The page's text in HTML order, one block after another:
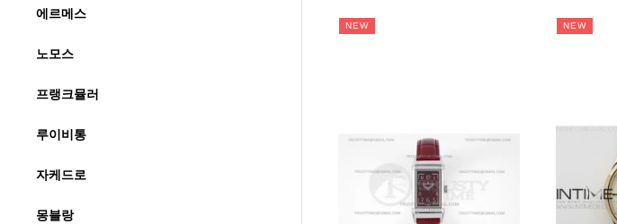
에르메스
노모스
프랭크뮬러
루이비통
자케드로
몽블랑
NEW NEW